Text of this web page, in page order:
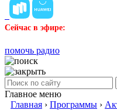
Сейчас в эфире:
помочь радио
Главное меню
Главная › Программы ›